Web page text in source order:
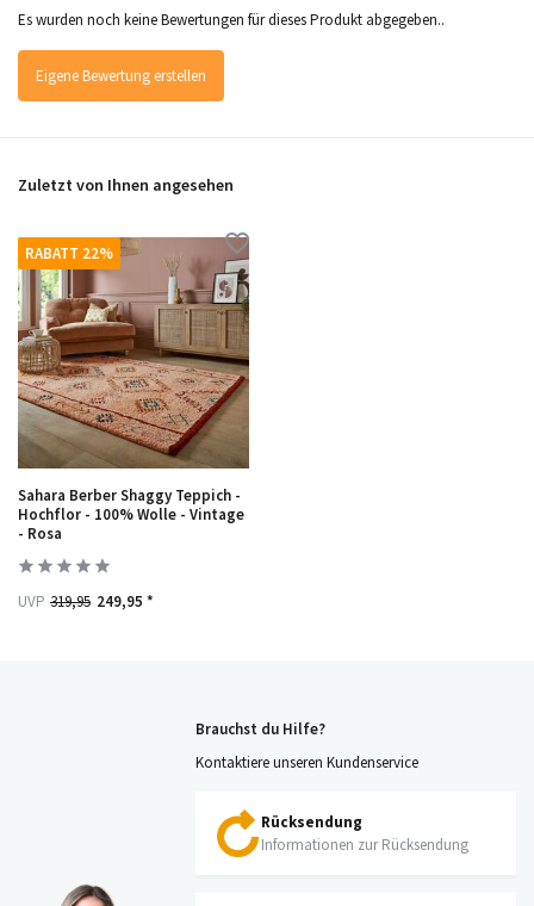
Es wurden noch keine Bewertungen für dieses Produkt abgegeben..
Eigene Bewertung erstellen
Zuletzt von Ihnen angesehen
RABATT 22%
Sahara Berber Shaggy Teppich -
Hochflor - 100% Wolle - Vintage
- Rosa
UVP 319,95 249,95 *
Brauchst du Hilfe?
Kontaktiere unseren Kundenservice
Rücksendung
Informationen zur Rücksendung